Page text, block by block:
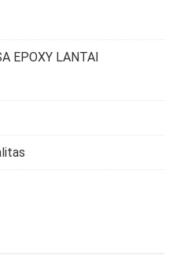
EPOXY LANTAI